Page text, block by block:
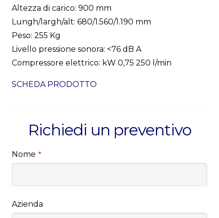
Altezza di carico: 900 mm
Lungh/largh/alt: 680/1.560/1.190 mm
Peso: 255 Kg
Livello pressione sonora: <76 dB A
Compressore elettrico: kW 0,75 250 l/min
SCHEDA PRODOTTO
Richiedi un preventivo
Nome *
Azienda